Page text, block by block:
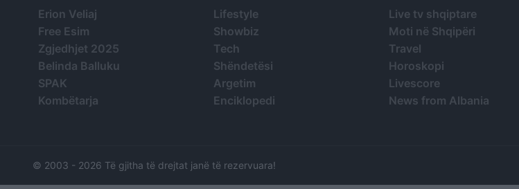
Erion Veliaj
Free Esim
Zgjedhjet 2025
Belinda Balluku
SPAK
Kombëtarja
Lifestyle
Showbiz
Tech
Shëndetësi
Argetim
Enciklopedi
Live tv shqiptare
Moti në Shqipëri
Travel
Horoskopi
Livescore
News from Albania
© 2003 - 2026 Të gjitha të drejtat janë të rezervuara!